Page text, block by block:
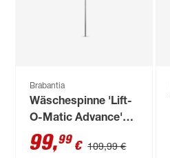
Brabantia
Wäschespinne 'Lift-
O-Matic Advance'
Metallbodenanker
Schutzhülle
99,99 € 109,99 €